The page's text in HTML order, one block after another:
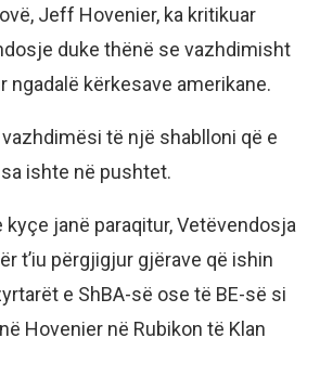
Jeff Hovenier, ka kritikuar
duke thënë se vazhdimisht
ngadalë kërkesave amerikane.
të një shablloni që e
ishte në pushtet.
kyçe janë paraqitur, Vetëvendosja
t’iu përgjigjur gjërave që ishin
e ShBA-së ose të BE-së si
Hovenier në Rubikon të Klan